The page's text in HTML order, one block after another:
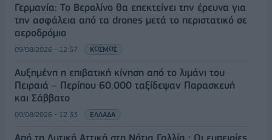
Γερμανία: Το Βερολίνο θα επεκτείνει την έρευνα για
την ασφάλεια από τα drones μετά το περιστατικό σε
αεροδρόμιο
09/08/2026 - 12:57 ΚΟΣΜΟΣ
Αυξημένη η επιβατική κίνηση από το λιμάνι του
Πειραιά – Περίπου 60.000 ταξίδεψαν Παρασκευή
και Σάββατο
09/08/2026 - 12:33 ΕΛΛΑΔΑ
Από τη Δυτική Αττική στη Νότια Γαλλία : Οι εμπειρίες